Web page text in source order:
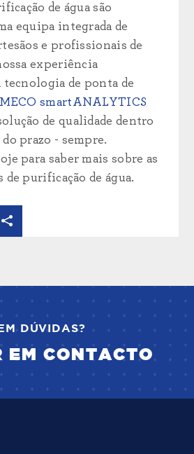
de água são
equipa integrada de
e profissionais de
experiência
tecnologia de ponta de
MECO smartANALYTICS
de qualidade dentro
prazo - sempre.
para saber mais sobre as
de purificação de água.
DÚVIDAS?
EM CONTACTO